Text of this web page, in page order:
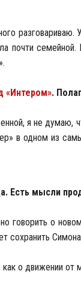
почти
«Интером».
я не думаю,
в одном из
. Есть мысли
говорить о
сохранить
о движении от